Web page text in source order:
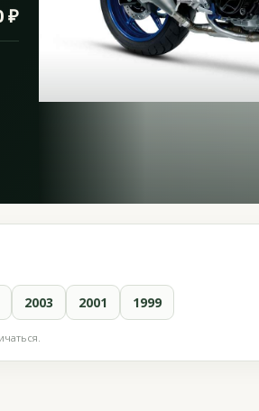
₽
2003 2001 1999